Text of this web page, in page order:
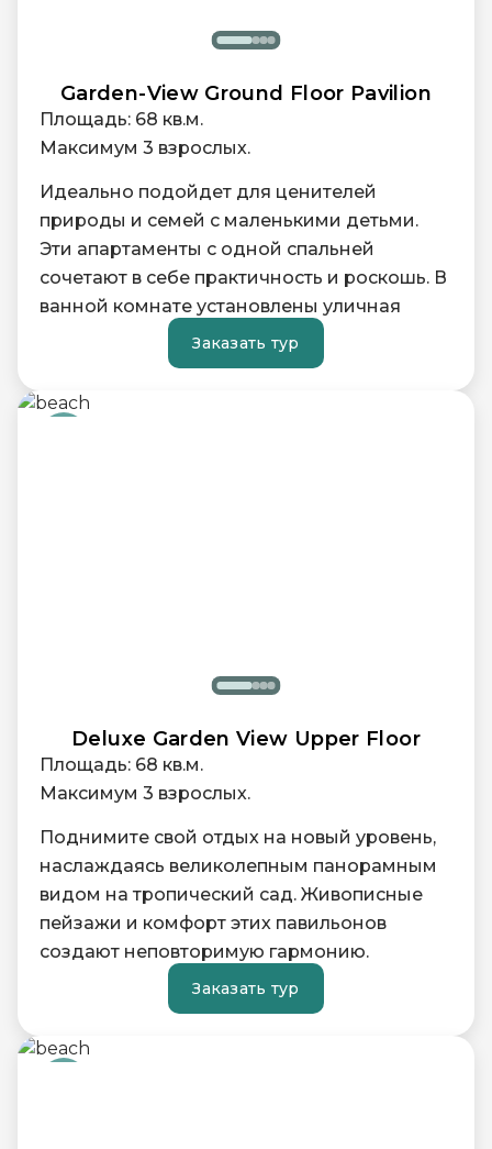
Garden-View Ground Floor Pavilion
Площадь: 68 кв.м.
Максимум 3 взрослых.
Идеально подойдет для ценителей
природы и семей с маленькими детьми.
Эти апартаменты с одной спальней
сочетают в себе практичность и роскошь. В
ванной комнате установлены уличная
ванна и душ, а из спальни можно выйти на
собственную террасу и благоустроенный
газон, где могут играть дети.
Заказать тур
Deluxe Garden View Upper Floor
Площадь: 68 кв.м.
Максимум 3 взрослых.
Поднимите свой отдых на новый уровень,
наслаждаясь великолепным панорамным
видом на тропический сад. Живописные
пейзажи и комфорт этих павильонов
создают неповторимую гармонию.
Заказать тур